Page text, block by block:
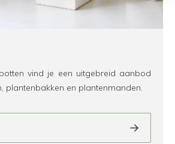
vind je een uitgebreid aanbod
plantenbakken en plantenmanden.